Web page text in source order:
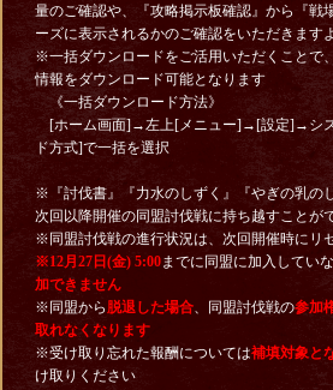
量のご確認や、『攻略掲示板確認』から『戦
ーズに表示されるかのご確認をいただきます
※一括ダウンロードをご活用いただくことで
情報をダウンロード可能となります
《一括ダウンロード方法》
[ホーム画面]→左上[メニュー]→[設定]→シス
ド方式]で一括を選択
※『討伐書』『力水のしずく』『やぎの乳の
次回以降開催の同盟討伐戦に持ち越すことが
※同盟討伐戦の進行状況は、次回開催時にリ
※12月27日(金) 5:00までに同盟に加入していな
加できません
※同盟から脱退した場合、同盟討伐戦の参加
取れなくなります
※受け取り忘れた報酬については補填対象と
け取りください